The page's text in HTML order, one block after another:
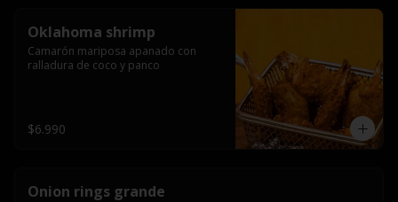
Oklahoma shrimp
Camarón mariposa apanado con
ralladura de coco y panco
$6.990
Onion rings grande